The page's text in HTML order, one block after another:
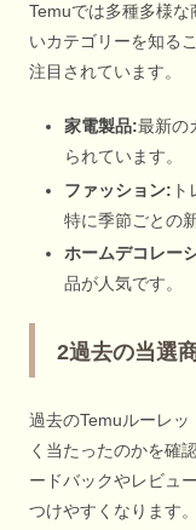
Temuでは多種多様
いカテゴリーを知る
注目されています。
家電製品:最新の
られています。
ファッション:
特に季節ごとの
ホームデコレー
品が人気です。
2過去の当選
過去のTemuルーレ
く当たったのかを確
ードバックやレビュ
つけやすくなります。